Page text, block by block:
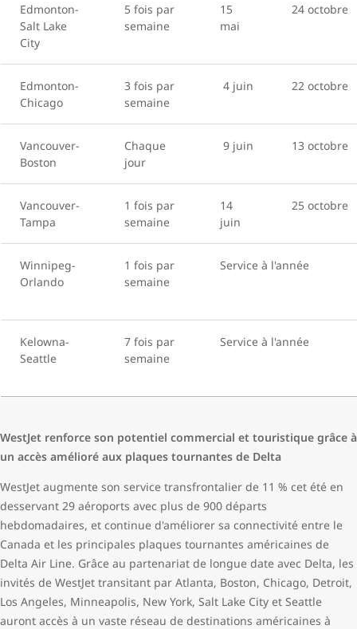
Edmonton-
Salt Lake
City
5 fois par
semaine
15
mai
24 octobre
Edmonton-
Chicago
3 fois par
semaine
4 juin 22 octobre
Vancouver-
Boston
Chaque
jour
9 juin 13 octobre
Vancouver-
Tampa
1 fois par
semaine
14
juin
25 octobre
Winnipeg-
Orlando
1 fois par
semaine
Service à l'année
Kelowna-
Seattle
7 fois par
semaine
Service à l'année
WestJet renforce son potentiel commercial et touristique grâce à
un accès amélioré aux plaques tournantes de Delta
WestJet augmente son service transfrontalier de 11 % cet été en
desservant 29 aéroports avec plus de 900 départs
hebdomadaires, et continue d'améliorer sa connectivité entre le
Canada et les principales plaques tournantes américaines de
Delta Air Line. Grâce au partenariat de longue date avec Delta, les
invités de WestJet transitant par Atlanta, Boston, Chicago, Detroit,
Los Angeles, Minneapolis, New York, Salt Lake City et Seattle
auront accès à un vaste réseau de destinations américaines à